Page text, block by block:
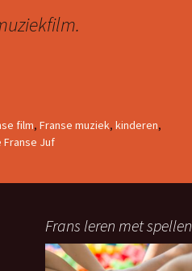
film, Franse muziek, kinderen,
Franse Juf
Frans leren met spellen